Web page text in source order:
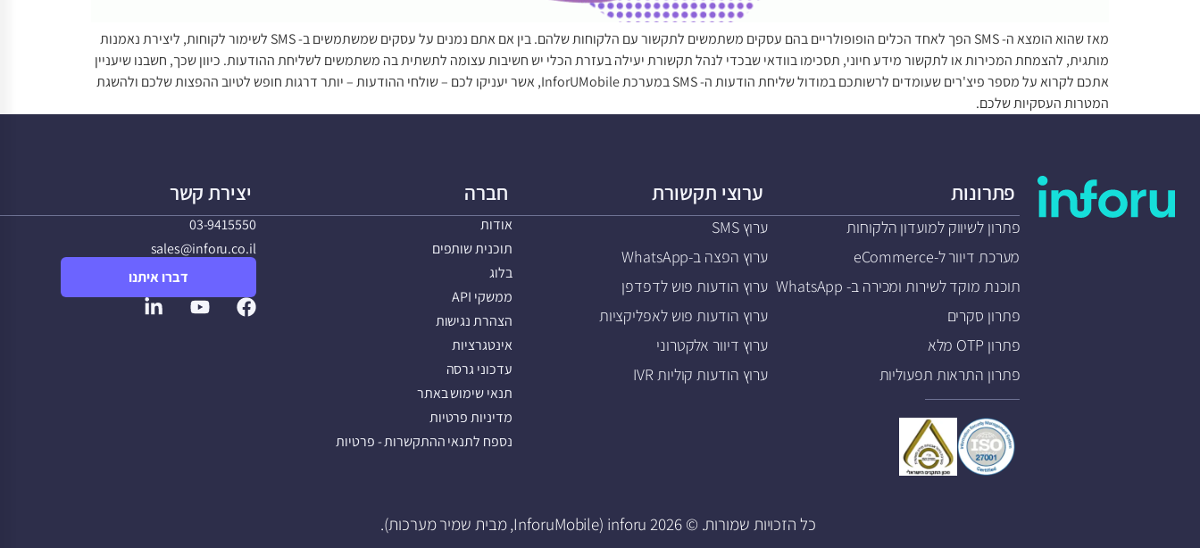
מאז שהוא הומצא ה- SMS הפך לאחד הכלים הופופולריים בהם עסקים משתמשים לתקשור עם הלקוחות שלהם. בין אם אתם נמנים על עסקים שמשתמשים ב- SMS לשימור לקוחות, ליצירת נאמנות
מותגית, להצמחת המכירות או לתקשור מידע חיוני, תסכימו בוודאי שבכדי לנהל תקשורת יעילה בעזרת הכלי יש חשיבות עצומה לתשתית בה משתמשים לשליחת ההודעות. כיוון שכך, חשבנו שיעניין
אתכם לקרוא על מספר פיצ'רים שעומדים לרשותכם במודול שליחת הודעות ה- SMS במערכת InforUMobile, אשר יעניקו לכם – שולחי ההודעות – יותר דרגות חופש לטיוב ההפצות שלכם ולהשגת
המטרות העסקיות שלכם.
פתרונות
פתרון לשיווק למועדון הלקוחות
מערכת דיוור ל-eCommerce
תוכנת מוקד לשירות ומכירה ב- WhatsApp
פתרון סקרים
פתרון OTP מלא
פתרון התראות תפעוליות
ערוצי תקשורת
ערוץ SMS
ערוץ הפצה ב-WhatsApp
ערוץ הודעות פוש לדפדפן
ערוץ הודעות פוש לאפליקציות
ערוץ דיוור אלקטרוני
ערוץ הודעות קוליות IVR
חברה
אודות
תוכנית שותפים
בלוג
ממשקי API
הצהרת נגישות
אינטגרציות
עדכוני גרסה
תנאי שימוש באתר
מדיניות פרטיות
נספח לתנאי ההתקשרות - פרטיות
יצירת קשר
03-9415550
sales@inforu.co.il
דברו איתנו
כל הזכויות שמורות. © 2026 inforu (InforuMobile, מבית שמיר מערכות).